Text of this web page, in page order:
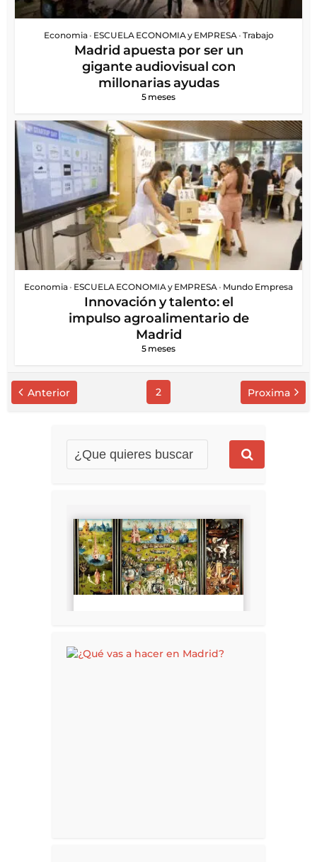
Economia • ESCUELA ECONOMIA y EMPRESA • Trabajo
Madrid apuesta por ser un
gigante audiovisual con
millonarias ayudas
5 meses
Economia • ESCUELA ECONOMIA y EMPRESA • Mundo Empresa
Innovación y talento: el
impulso agroalimentario de
Madrid
5 meses
Anterior 2 Proxima